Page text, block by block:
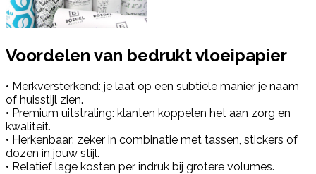
Voordelen van bedrukt vloeipapier
• Merkversterkend: je laat op een subtiele manier je naam
of huisstijl zien.
• Premium uitstraling: klanten koppelen het aan zorg en
kwaliteit.
• Herkenbaar: zeker in combinatie met tassen, stickers of
dozen in jouw stijl.
• Relatief lage kosten per indruk bij grotere volumes.